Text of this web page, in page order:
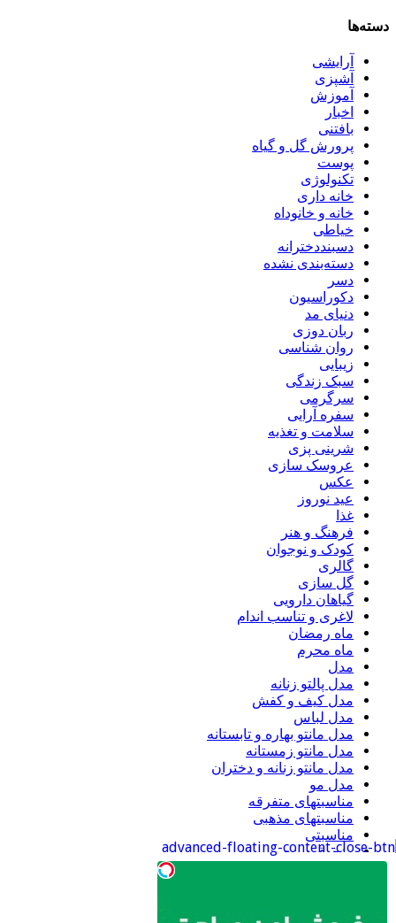
دسته‌ها
آرایشی
آشپزی
آموزش
اخبار
بافتنی
پرورش گل و گیاه
پوست
تکنولوژی
خانه داری
خانه و خانوداه
خیاطی
دسبنددخترانه
دسته‌بندی نشده
دسر
دکوراسیون
دنیای مد
ربان دوزی
روان شناسی
زیبایی
سبک زندگی
سرگرمی
سفره آرایی
سلامت و تغذیه
شرینی پزی
عروسک سازی
عکس
عید نوروز
غذا
فرهنگ و هنر
کودک و نوجوان
گالری
گل سازی
گیاهان دارویی
لاغری و تناسب اندام
ماه رمضان
ماه محرم
مدل
مدل پالتو زنانه
مدل کیف و کفش
مدل لباس
مدل مانتو بهاره و تابستانه
مدل مانتو زمستانه
مدل مانتو زنانه و دختران
مدل مو
مناسبتهای متفرقه
مناسبتهای مذهبی
مناسبتی
منجوق دوزی